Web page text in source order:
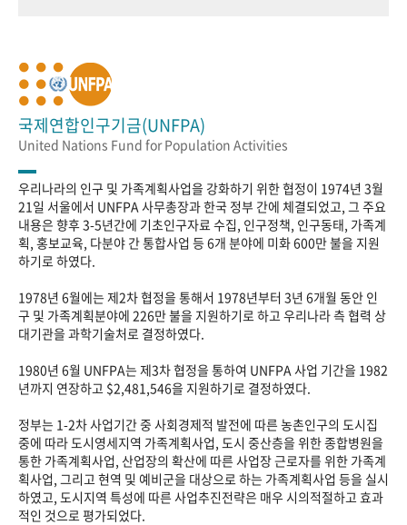
국제연합인구기금(UNFPA)
United Nations Fund for Population Activities
우리나라의 인구 및 가족계획사업을 강화하기 위한 협정이 1974년 3월
21일 서울에서 UNFPA 사무총장과 한국 정부 간에 체결되었고, 그 주요
내용은 향후 3-5년간에 기초인구자료 수집, 인구정책, 인구동태, 가족계
획, 홍보교육, 다분야 간 통합사업 등 6개 분야에 미화 600만 불을 지원
하기로 하였다.
1978년 6월에는 제2차 협정을 통해서 1978년부터 3년 6개월 동안 인
구 및 가족계획분야에 226만 불을 지원하기로 하고 우리나라 측 협력 상
대기관을 과학기술처로 결정하였다.
1980년 6월 UNFPA는 제3차 협정을 통하여 UNFPA 사업 기간을 1982
년까지 연장하고 $2,481,546을 지원하기로 결정하였다.
정부는 1-2차 사업기간 중 사회경제적 발전에 따른 농촌인구의 도시집
중에 따라 도시영세지역 가족계획사업, 도시 중산층을 위한 종합병원을
통한 가족계획사업, 산업장의 확산에 따른 사업장 근로자를 위한 가족계
획사업, 그리고 현역 및 예비군을 대상으로 하는 가족계획사업 등을 실시
하였고, 도시지역 특성에 따른 사업추진전략은 매우 시의적절하고 효과
적인 것으로 평가되었다.